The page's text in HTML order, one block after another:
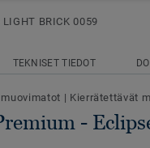
BRICK 0059
TEKNISET TIEDOT
| Kierrätettävät
-